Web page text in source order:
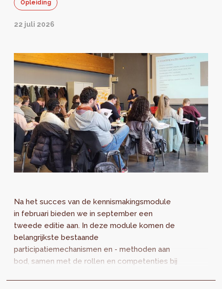
Opleiding
22 juli 2026
Na het succes van de kennismakingsmodule
in februari bieden we in september een
tweede editie aan. In deze module komen de
belangrijkste bestaande
participatiemechanismen en - methoden aan
bod, samen met de rollen en competenties bij